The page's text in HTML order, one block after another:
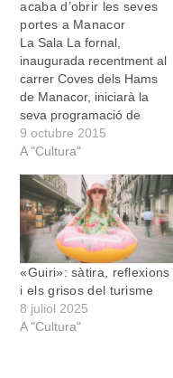
acaba d’obrir les seves
portes a Manacor
La Sala La fornal,
inaugurada recentment al
carrer Coves dels Hams
de Manacor, iniciarà la
seva programació de
tardor-hivern el diumenge
11 d’octubre a les 20:00
és nostre!", un espectacle
de sabors sensorials i
paisatges musicals. L’actor
Joan Gomila interpreta el
muntatge acompanyat
dels músics…
9 octubre 2015
A "Cultura"
«Guiri»: sàtira, reflexions
i els grisos del turisme
8 juliol 2025
A "Cultura"